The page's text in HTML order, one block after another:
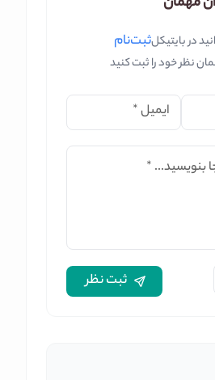
در بایتیکلثبت‌نام
نظر خود را ثبت کنید
ایمیل*
بنویسید... *
ثبت نظر